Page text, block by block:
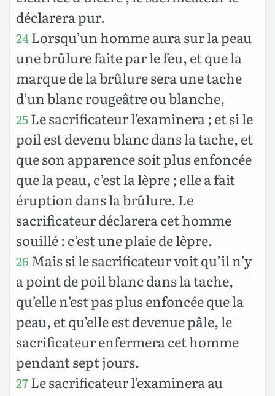
déclarera pur.
24Lorsqu’un homme aura sur la peau
une brûlure faite par le feu, et que la
marque de la brûlure sera une tache
d’un blanc rougeâtre ou blanche,
25Le sacrificateur l’examinera ; et si le
poil est devenu blanc dans la tache, et
que son apparence soit plus enfoncée
que la peau, c’est la lèpre ; elle a fait
éruption dans la brûlure. Le
sacrificateur déclarera cet homme
souillé : c’est une plaie de lèpre.
26 Mais si le sacrificateur voit qu’il n’y
a point de poil blanc dans la tache,
qu’elle n’est pas plus enfoncée que la
peau, et qu’elle est devenue pâle, le
sacrificateur enfermera cet homme
pendant sept jours.
27Le sacrificateur l’examinera au